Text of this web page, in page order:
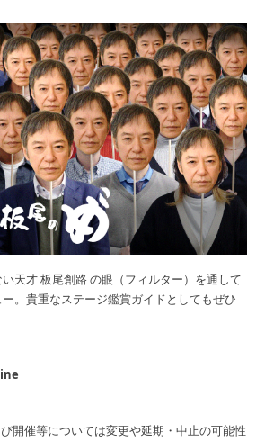
天才 板尾創路 の眼（フィルター）を通して
。貴重なステージ鑑賞ガイドとしてもぜひ
開催等については変更や延期・中止の可能性